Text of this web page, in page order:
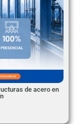
de acero en